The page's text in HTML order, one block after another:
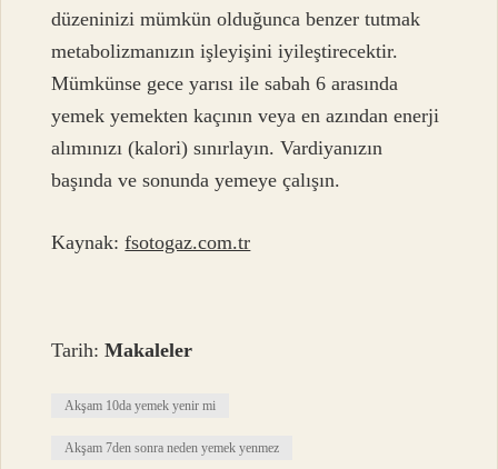
düzeninizi mümkün olduğunca benzer tutmak
metabolizmanızın işleyişini iyileştirecektir.
Mümkünse gece yarısı ile sabah 6 arasında
yemek yemekten kaçının veya en azından enerji
alımınızı (kalori) sınırlayın. Vardiyanızın
başında ve sonunda yemeye çalışın.
Kaynak:fsotogaz.com.tr
Tarih:Makaleler
Akşam 10da yemek yenir mi
Akşam 7den sonra neden yemek yenmez